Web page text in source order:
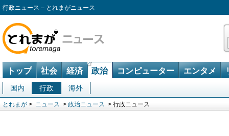
行政ニュース – とれまがニュース
トップ 社会 経済 政治 コンピューター エンタメ
国内 行政 海外
とれまが > ニュース > 政治ニュース > 行政ニュース